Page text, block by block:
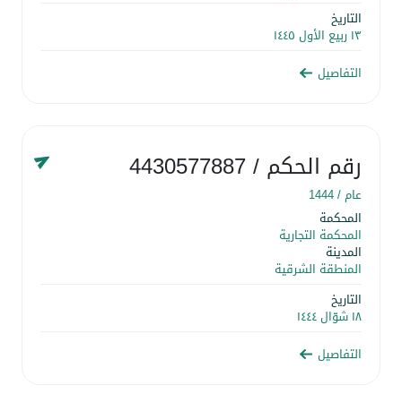
التاريخ
١٣ ربيع الأول ١٤٤٥
التفاصيل
رقم الحكم/ 4430577887
عام /1444
المحكمة
المحكمة التجارية
المدينة
المنطقة الشرقية
التاريخ
١٨ شوّال ١٤٤٤
التفاصيل